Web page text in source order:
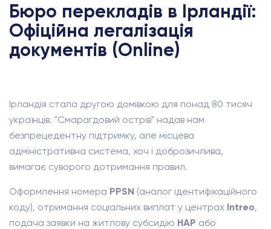
Бюро перекладів в Ірландії:
Офіційна легалізація
документів (Online)
Ірландія стала другою домівкою для понад 80 тисяч
українців. "Смарагдовий острів" надав нам
безпрецедентну підтримку, але місцева
адміністративна система, хоч і доброзичлива,
вимагає суворого дотримання правил.
Оформлення номера PPSN (аналог ідентифікаційного
коду), отримання соціальних виплат у центрах Intreo,
подача заявки на житлову субсидію HAP або